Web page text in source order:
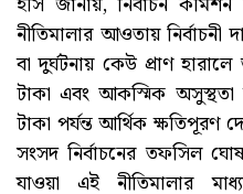
নীতিমালার আওতায় নির্বাচনী
বা দুর্ঘটনায় কেউ প্রাণ
টাকা এবং আকস্মিক অসুস্থতা
টাকা পর্যন্ত আর্থিক ক্ষতিপূরণ
সংসদ নির্বাচনের তফসিল
যাওয়া এই নীতিমালার